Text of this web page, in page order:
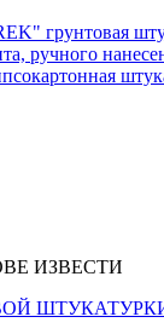
грунтовая
ручного
ИЗВЕСТИ
ШТУКАТУРКИ